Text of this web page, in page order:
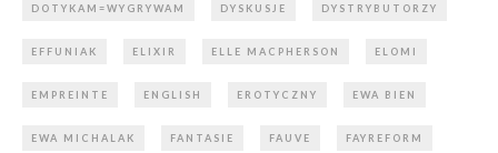
DOTYKAM=WYGRYWAM DYSKUSJE DYSTRYBUTORZY
EFFUNIAK ELIXIR ELLE MACPHERSON ELOMI
EMPREINTE ENGLISH EROTYCZNY EWA BIEN
EWA MICHALAK FANTASIE FAUVE FAYREFORM